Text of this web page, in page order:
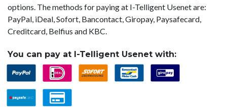
options. The methods for paying at I-Telligent Usenet are:
PayPal, iDeal, Sofort, Bancontact, Giropay, Paysafecard,
Creditcard, Belfius and KBC.
You can pay at I-Telligent Usenet with: